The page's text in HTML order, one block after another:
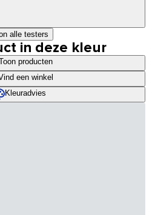
alle testers
in deze kleur
producten
een winkel
Kleuradvies